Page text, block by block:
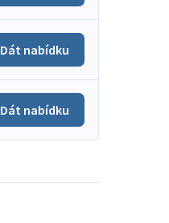
Dát nabídku
Dát nabídku